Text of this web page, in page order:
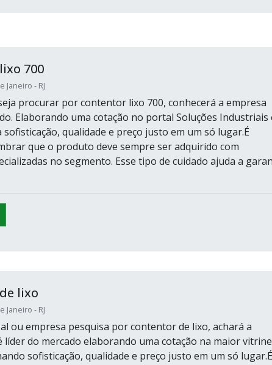
700
Janeiro - RJ
procurar por contentor lixo 700, conhecerá a empresa
Elaborando uma cotação no portal Soluções Industriais
qualidade e preço justo em um só lugar.É
que o produto deve sempre ser adquirido com
no segmento. Esse tipo de cuidado ajuda a
lixo
Janeiro - RJ
ou empresa pesquisa por contentor de lixo, achará a
líder do mercado elaborando uma cotação na maior
sofisticação, qualidade e preço justo em um só lugar.É